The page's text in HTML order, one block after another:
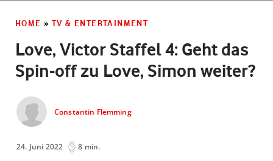
HOME » TV & ENTERTAINMENT
Love, Victor Staffel 4: Geht das
Spin-off zu Love, Simon weiter?
Constantin Flemming
24. Juni 2022 8 min.